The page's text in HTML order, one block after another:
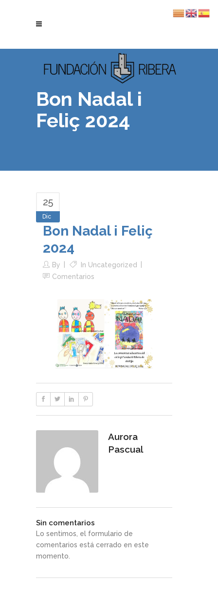
Bon Nadal i
Feliç 2024
25
Dic
Bon Nadal i Feliç
2024
By In Uncategorized
Comentarios
Aurora
Pascual
Sin comentarios
Lo sentimos, el formulario de
comentarios está cerrado en este
momento.